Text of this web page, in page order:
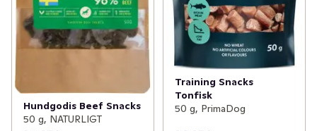
Hundgodis Beef Snacks
50 g, NATURLIGT
Training Snacks
Tonfisk
50 g, PrimaDog